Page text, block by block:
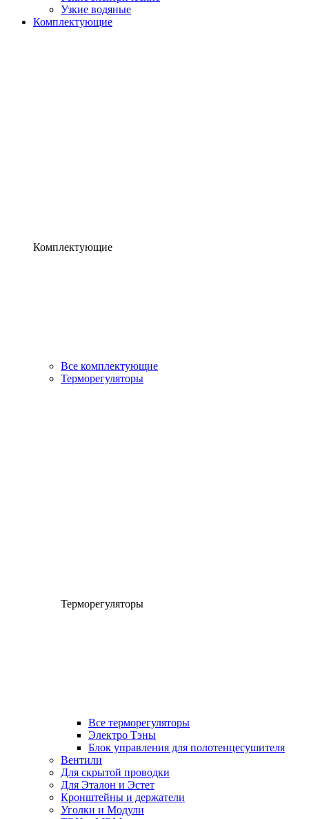
Узкие водяные
Комплектующие
Комплектующие
Все комплектующие
Терморегуляторы
Терморегуляторы
Все терморегуляторы
Электро Тэны
Блок управления для полотенцесушителя
Вентили
Для скрытой проводки
Для Эталон и Эстет
Кронштейны и держатели
Уголки и Модули